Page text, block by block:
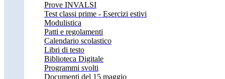
Prove INVALSI
Test classi prime - Esercizi estivi
Modulistica
Patti e regolamenti
Calendario scolastico
Libri di testo
Biblioteca Digitale
Programmi svolti
Documenti del 15 maggio